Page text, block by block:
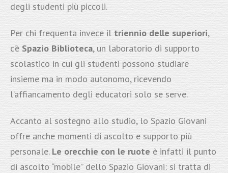
degli studenti più piccoli.
Per chi frequenta invece iltriennio delle superiori,
c’è Spazio Biblioteca, un laboratorio di supporto
scolastico in cui gli studenti possono studiare
insieme ma in modo autonomo, ricevendo
l’affiancamento degli educatori solo se serve.
Accanto al sostegno allo studio, lo Spazio Giovani
offre anche momenti di ascolto e supporto più
personale. Le orecchie con le ruote è infatti il punto
di ascolto “mobile” dello Spazio Giovani: si tratta di